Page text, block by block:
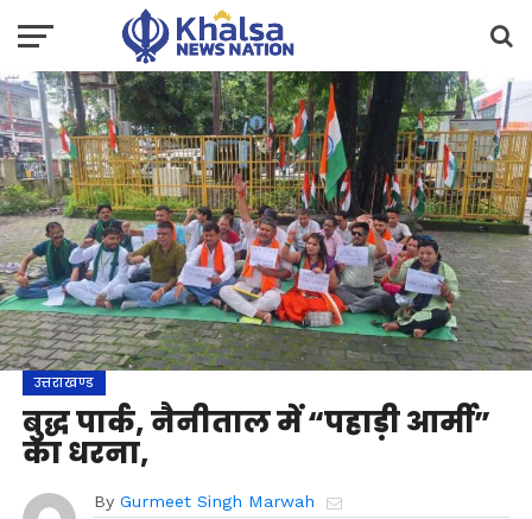
उत्तराखण्ड
बुद्ध पार्क, नैनीताल में “पहाड़ी आर्मी”
का धरना,
By Gurmeet Singh Marwah